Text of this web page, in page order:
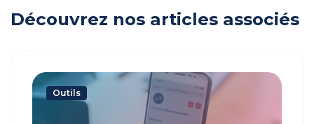
Découvrez nos articles associés
Outils